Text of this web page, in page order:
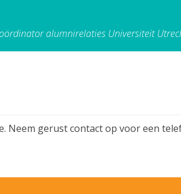
alumnirelaties Universiteit
Neem gerust contact op voor een